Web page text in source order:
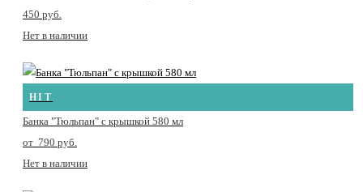
450 pуб.
Нет в наличии
HIT
Банка "Тюльпан" с крышкой 580 мл
от 790 pуб.
Нет в наличии